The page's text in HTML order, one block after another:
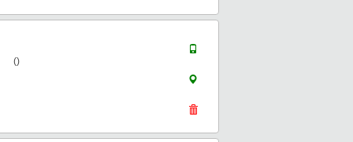
()